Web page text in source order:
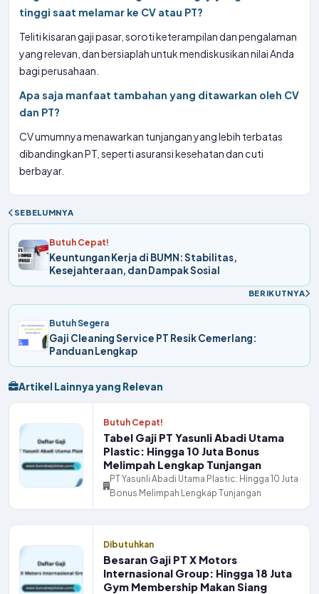
tinggi saat melamar ke CV atau PT?
Teliti kisaran gaji pasar, soroti keterampilan dan pengalaman
yang relevan, dan bersiaplah untuk mendiskusikan nilai Anda
bagi perusahaan.
Apa saja manfaat tambahan yang ditawarkan oleh CV
dan PT?
CV umumnya menawarkan tunjangan yang lebih terbatas
dibandingkan PT, seperti asuransi kesehatan dan cuti
berbayar.
SEBELUMNYA
Butuh Cepat!
Keuntungan Kerja di BUMN: Stabilitas,
Kesejahteraan, dan Dampak Sosial
BERIKUTNYA
Butuh Segera
Gaji Cleaning Service PT Resik Cemerlang:
Panduan Lengkap
Artikel Lainnya yang Relevan
Butuh Cepat!
Tabel Gaji PT Yasunli Abadi Utama
Plastic: Hingga 10 Juta Bonus
Melimpah Lengkap Tunjangan
PT Yasunli Abadi Utama Plastic: Hingga 10 Juta
Bonus Melimpah Lengkap Tunjangan
Dibutuhkan
Besaran Gaji PT X Motors
Internasional Group: Hingga 18 Juta
Gym Membership Makan Siang